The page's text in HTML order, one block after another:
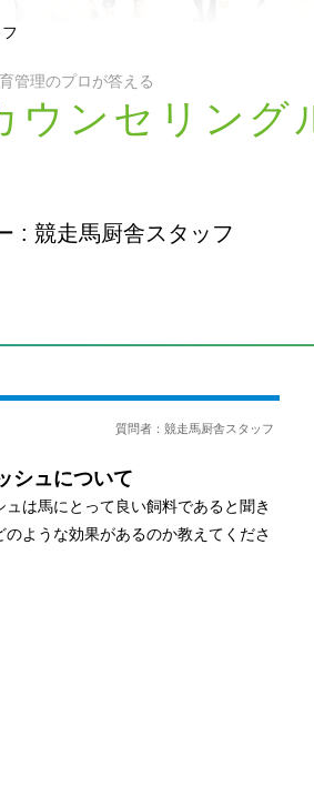
管理のプロが答える
ウンセリング
: 競走馬厨舎スタッフ
質問者：競走馬厨舎スタッフ
シュについて
ュは馬にとって良い飼料であると聞き
のような効果があるのか教えてくださ